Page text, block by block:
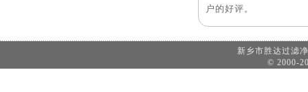
户的好评。
新乡市胜达过
© 2000-